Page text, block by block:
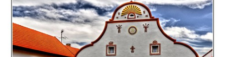
KONTAKT